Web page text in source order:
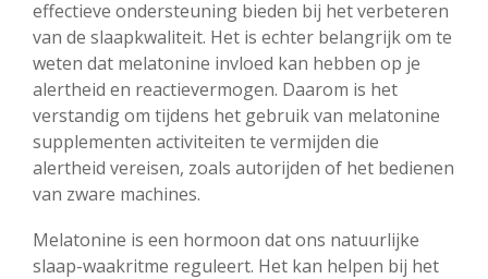
effectieve ondersteuning bieden bij het verbeteren
van de slaapkwaliteit. Het is echter belangrijk om te
weten dat melatonine invloed kan hebben op je
alertheid en reactievermogen. Daarom is het
verstandig om tijdens het gebruik van melatonine
supplementen activiteiten te vermijden die
alertheid vereisen, zoals autorijden of het bedienen
van zware machines.
Melatonine is een hormoon dat ons natuurlijke
slaap-waakritme reguleert. Het kan helpen bij het